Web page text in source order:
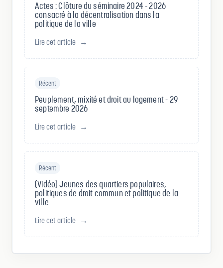
Actes : Clôture du séminaire 2024 - 2026
consacré à la décentralisation dans la
politique de la ville
Lire cet article →
Récent
Peuplement, mixité et droit au logement - 29
septembre 2026
Lire cet article →
Récent
(Vidéo) Jeunes des quartiers populaires,
politiques de droit commun et politique de la
ville
Lire cet article →